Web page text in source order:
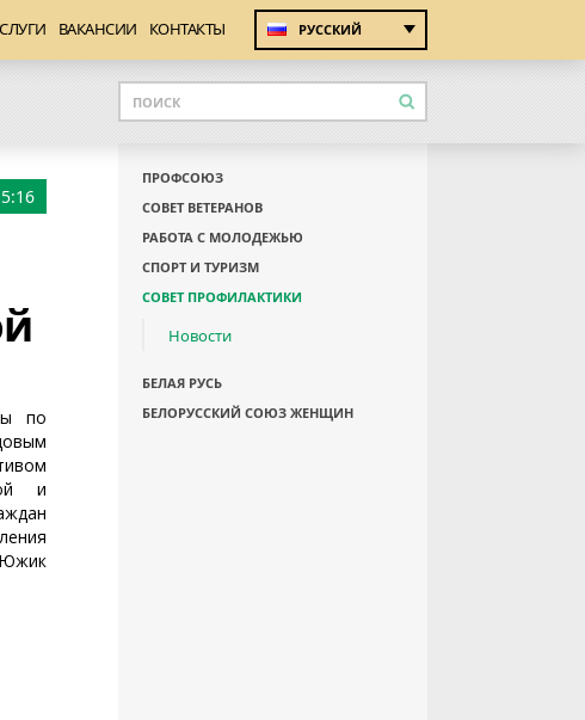
ВАКАНСИИ КОНТАКТЫ РУССКИЙ
по
и
Южик
ПРОФСОЮЗ
СОВЕТ ВЕТЕРАНОВ
РАБОТА С МОЛОДЕЖЬЮ
СПОРТ И ТУРИЗМ
СОВЕТ ПРОФИЛАКТИКИ
Новости
БЕЛАЯ РУСЬ
БЕЛОРУССКИЙ СОЮЗ ЖЕНЩИН